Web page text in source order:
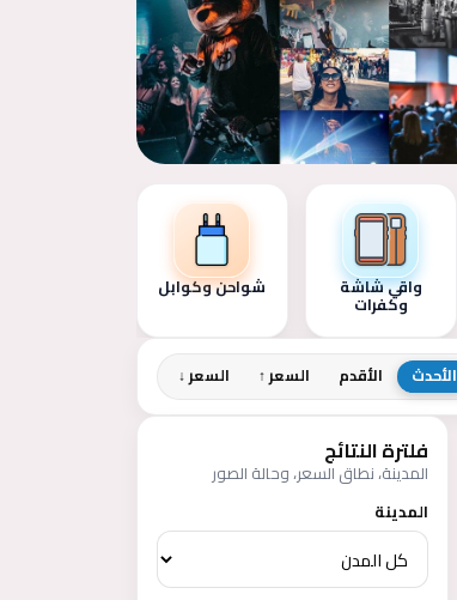
واقي شاشة
وكفرات
شواحن وكوابل
الأحدث الأقدم السعر ↑ السعر ↓
فلترة النتائج
المدينة، نطاق السعر، وحالة الصور
المدينة